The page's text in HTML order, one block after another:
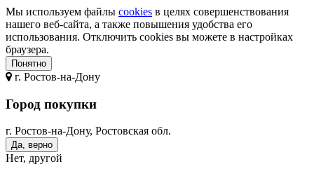
Мы используем файлы cookies в целях совершенствования
нашего веб-сайта, а также повышения удобства его
использования. Отключить cookies вы можете в настройках
браузера.
Понятно
г. Ростов-на-Дону
Город покупки
г. Ростов-на-Дону, Ростовская обл.
Да, верно
Нет, другой